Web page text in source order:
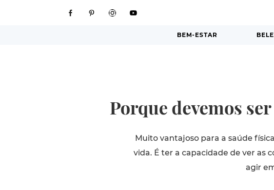
BEM-ESTAR
Porque devemos
Muito vantajoso para a saúde
vida. É ter a capacidade de ver as
agir